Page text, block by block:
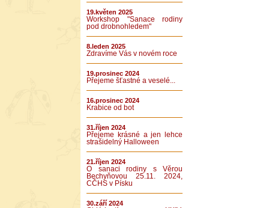
19.květen 2025
Workshop "Sanace rodiny
pod drobnohledem"
8.leden 2025
Zdravíme Vás v novém roce
19.prosinec 2024
Přejeme šťastné a veselé...
16.prosinec 2024
Krabice od bot
31.říjen 2024
Přejeme krásné a jen lehce
strašidelný Halloween
21.říjen 2024
O sanaci rodiny s Věrou
Bechyňovou 25.11. 2024,
CČHS v Písku
30.září 2024